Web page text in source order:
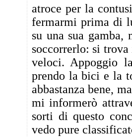
atroce per la
fermarmi prima di
su una sua
soccorrerlo: si
veloci. Appoggio
prendo la bici e la
abbastanza bene,
mi informerò
sorti di questo
vedo pure